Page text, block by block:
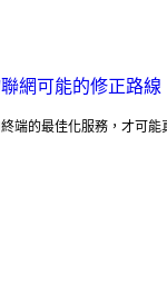
端的最佳化服務，才可